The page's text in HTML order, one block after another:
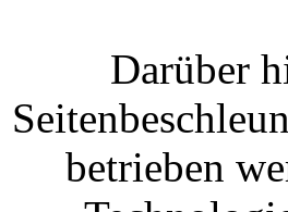
Darüber
betrieben